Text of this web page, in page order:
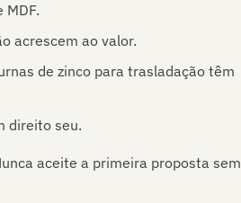
acrescem ao valor.
de zinco para trasladação têm
direito seu.
aceite a primeira proposta sem